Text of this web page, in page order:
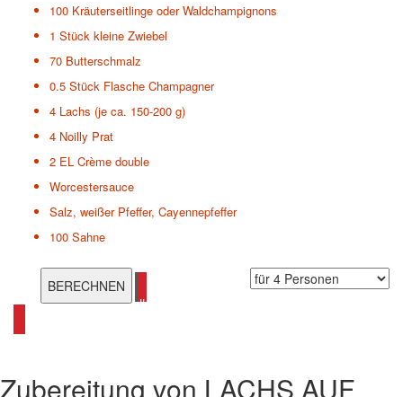
100 Kräuterseitlinge oder Waldchampignons
1 Stück kleine Zwiebel
70 Butterschmalz
0.5 Stück Flasche Champagner
4 Lachs (je ca. 150-200 g)
4 Noilly Prat
2 EL Crème double
Worcestersauce
Salz, weißer Pfeffer, Cayennepfeffer
100 Sahne
alle Osterrezepte ansehen
Zubereitung von LACHS AUF